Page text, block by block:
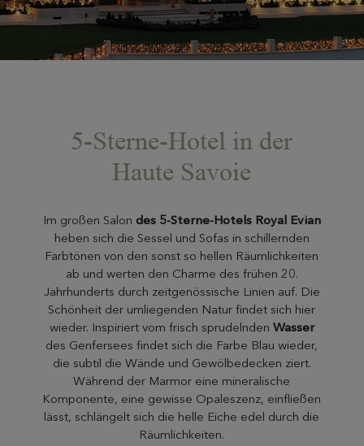
5-Sterne-Hotel in der
Haute Savoie
Im großen Salon des 5-Sterne-Hotels Royal Evian
heben sich die Sessel und Sofas in schillernden
Farbtönen von den sonst so hellen Räumlichkeiten
ab und werten den Charme des frühen 20.
Jahrhunderts durch zeitgenössische Linien auf. Die
Schönheit der umliegenden Natur findet sich hier
wieder. Inspiriert vom frisch sprudelnden Wasser
des Genfersees findet sich die Farbe Blau wieder,
die subtil die Wände und Gewölbedecken ziert.
Während der Marmor eine mineralische
Komponente, eine gewisse Opaleszenz, einfließen
lässt, schlängelt sich die helle Eiche edel durch die
Räumlichkeiten.